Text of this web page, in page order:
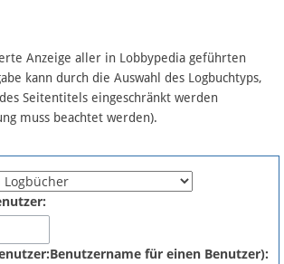
werden
Anzeige aller in Lobbypedia geführten
kann durch die Auswahl des Logbuchtyps,
Seitentitels eingeschränkt werden
muss beachtet werden).
für einen Benutzer):